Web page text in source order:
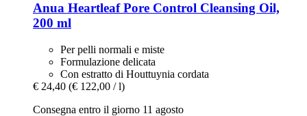
Anua Heartleaf Pore Control Cleansing Oil,
200 ml
Per pelli normali e miste
Formulazione delicata
Con estratto di Houttuynia cordata
€ 24,40 (€ 122,00 / l)
Consegna entro il giorno 11 agosto